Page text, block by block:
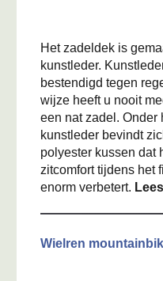
Het zadeldek is
kunstleder.
bestendigd tegen
wijze heeft u nooit
een nat zadel. Onder
kunstleder bevindt
polyester kussen dat
zitcomfort tijdens het
enorm verbetert.
Wielren